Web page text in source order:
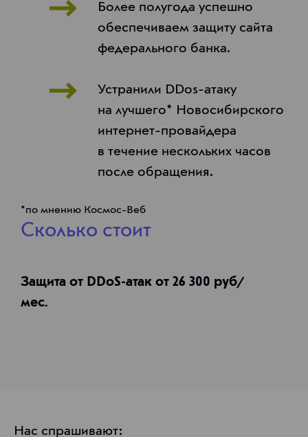
Более полугода успешно
обеспечиваем защиту сайта
федерального банка.
Устранили DDos-атаку
на лучшего* Новосибирского
интернет-провайдера
в течение нескольких часов
после обращения.
*по мнению Космос-Веб
Сколько стоит
Защита от DDoS-атак от 26 300 руб/
мес.
Нас спрашивают: